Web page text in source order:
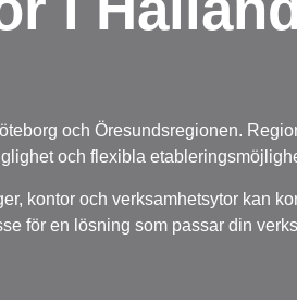
och Öresundsregionen.
och flexibla
kontor och verksamhetsytor kan
för en lösning som passar din